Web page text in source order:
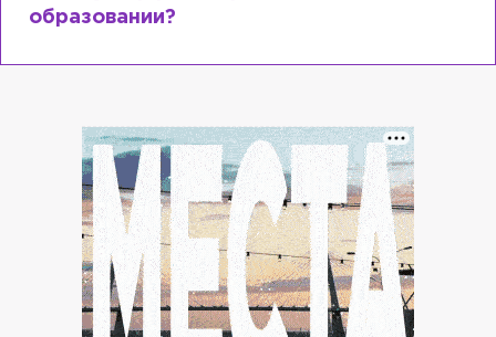
образовании?